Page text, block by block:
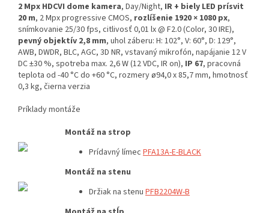
2 Mpx HDCVI dome kamera, Day/Night, IR + biely LED prísvit
20 m, 2 Mpx progressive CMOS, rozlíšenie 1920 × 1080 px,
snímkovanie 25/30 fps, citlivosť 0,01 lx @ F2.0 (Color, 30 IRE),
pevný objektív 2,8 mm, uhol záberu: H: 102°, V: 60°, D: 129°,
AWB, DWDR, BLC, AGC, 3D NR, vstavaný mikrofón, napájanie 12 V
DC ±30 %, spotreba max. 2,6 W (12 VDC, IR on), IP 67, pracovná
teplota od -40 °C do +60 °C, rozmery ø94,0 x 85,7 mm, hmotnosť
0,3 kg, čierna verzia
Príklady montáže
Montáž na strop
Prídavný límec PFA13A-E-BLACK
Montáž na stenu
Držiak na stenu PFB2204W-B